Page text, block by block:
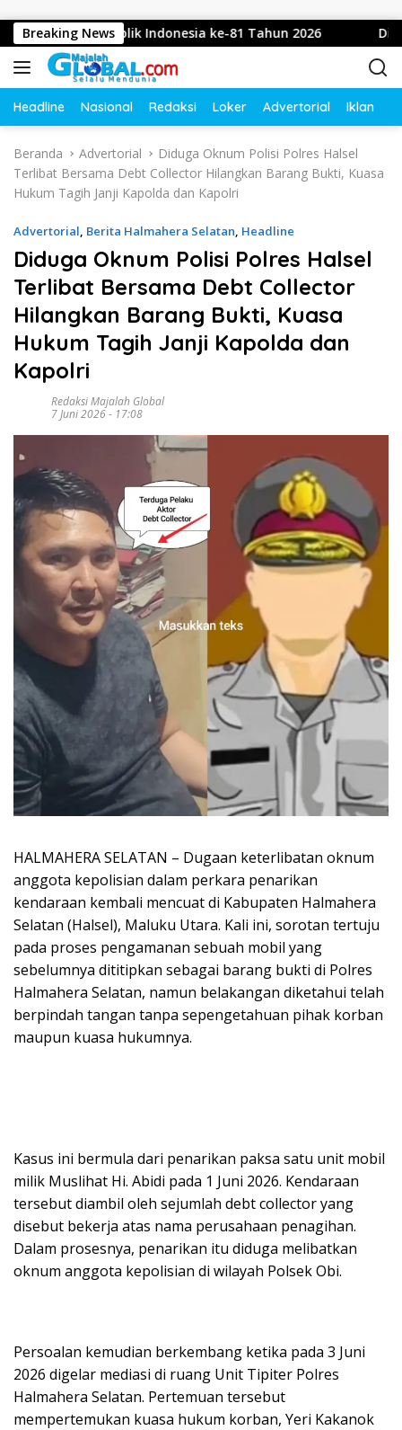
Breaking News
Indonesia ke-81 Tahun 2026 Diduga
Headline Nasional Redaksi Loker Advertorial Iklan
Beranda Advertorial
Diduga Oknum Polisi Polres Halsel
Terlibat Bersama Debt Collector Hilangkan Barang Bukti, Kuasa
Hukum Tagih Janji Kapolda dan Kapolri
Advertorial, Berita Halmahera Selatan, Headline
Diduga Oknum Polisi Polres Halsel
Terlibat Bersama Debt Collector
Hilangkan Barang Bukti, Kuasa
Hukum Tagih Janji Kapolda dan
Kapolri
Redaksi Majalah Global
7 Juni 2026 - 17:08
HALMAHERA SELATAN – Dugaan keterlibatan oknum
anggota kepolisian dalam perkara penarikan
kendaraan kembali mencuat di Kabupaten Halmahera
Selatan (Halsel), Maluku Utara. Kali ini, sorotan tertuju
pada proses pengamanan sebuah mobil yang
sebelumnya dititipkan sebagai barang bukti di Polres
Halmahera Selatan, namun belakangan diketahui telah
berpindah tangan tanpa sepengetahuan pihak korban
maupun kuasa hukumnya.
Kasus ini bermula dari penarikan paksa satu unit mobil
milik Muslihat Hi. Abidi pada 1 Juni 2026. Kendaraan
tersebut diambil oleh sejumlah debt collector yang
disebut bekerja atas nama perusahaan penagihan.
Dalam prosesnya, penarikan itu diduga melibatkan
oknum anggota kepolisian di wilayah Polsek Obi.
Persoalan kemudian berkembang ketika pada 3 Juni
2026 digelar mediasi di ruang Unit Tipiter Polres
Halmahera Selatan. Pertemuan tersebut
mempertemukan kuasa hukum korban, Yeri Kakanok